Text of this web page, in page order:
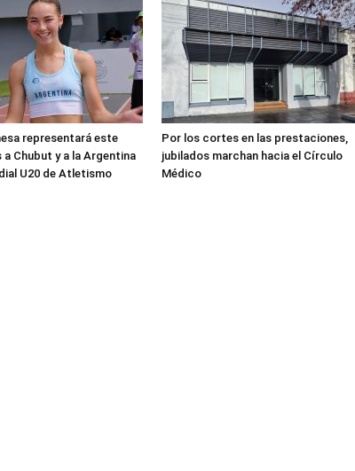
representará este
a Chubut y a la Argentina
U20 de Atletismo
Por los cortes en las prestaciones,
jubilados marchan hacia el Círculo
Médico